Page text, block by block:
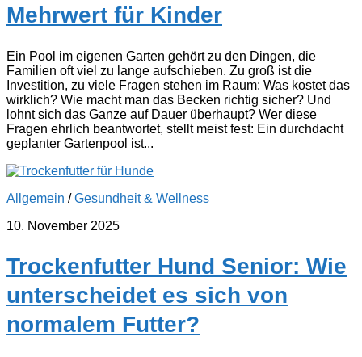
Mehrwert für Kinder
Ein Pool im eigenen Garten gehört zu den Dingen, die
Familien oft viel zu lange aufschieben. Zu groß ist die
Investition, zu viele Fragen stehen im Raum: Was kostet das
wirklich? Wie macht man das Becken richtig sicher? Und
lohnt sich das Ganze auf Dauer überhaupt? Wer diese
Fragen ehrlich beantwortet, stellt meist fest: Ein durchdacht
geplanter Gartenpool ist...
Allgemein /Gesundheit & Wellness
10. November 2025
Trockenfutter Hund Senior: Wie
unterscheidet es sich von
normalem Futter?